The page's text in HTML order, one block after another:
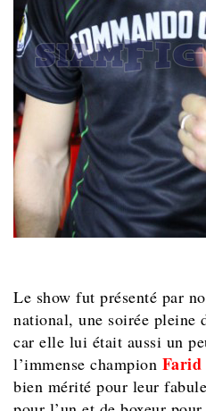
Le show fut présenté par
national, une soirée pleine
car elle lui était aussi un
l’immense champion
bien mérité pour leur